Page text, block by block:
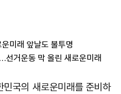
미래 앞날도 불투명
거운동 막 올린 새로운미래
국의 새로운미래를 준비하